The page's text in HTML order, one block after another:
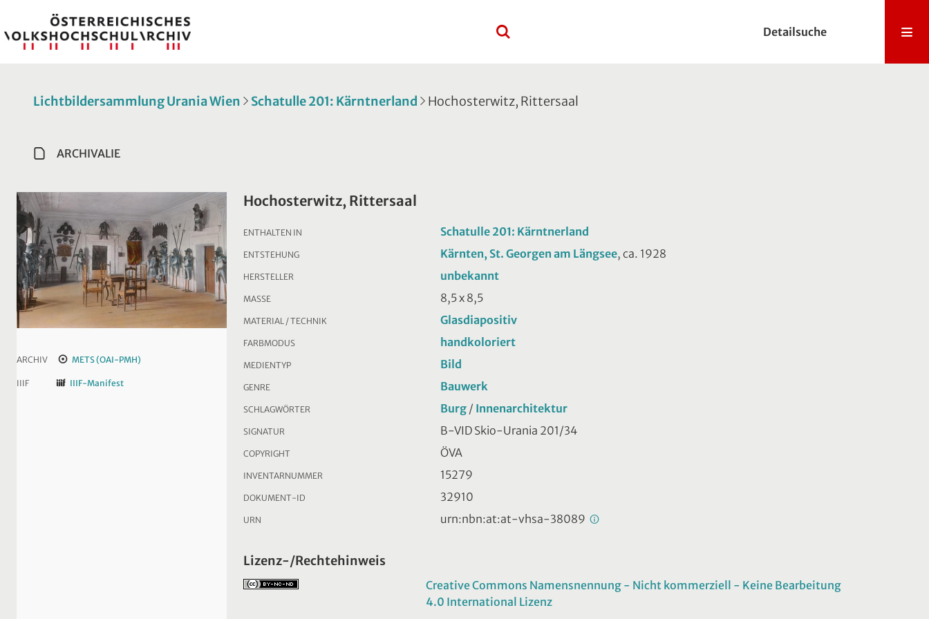
Detailsuche
Lichtbildersammlung Urania Wien Schatulle 201: Kärntnerland Hochosterwitz, Rittersaal
ARCHIVALIE
ARCHIV METS (OAI-PMH)
IIIF IIIF-Manifest
Hochosterwitz, Rittersaal
ENTHALTEN IN Schatulle 201: Kärntnerland
ENTSTEHUNG Kärnten, St. Georgen am Längsee, ca. 1928
HERSTELLER unbekannt
MASSE 8,5 x 8,5
MATERIAL / TECHNIK Glasdiapositiv
FARBMODUS handkoloriert
MEDIENTYP Bild
GENRE Bauwerk
SCHLAGWÖRTER Burg / Innenarchitektur
SIGNATUR B-VID Skio-Urania 201/34
COPYRIGHT ÖVA
INVENTARNUMMER 15279
DOKUMENT-ID 32910
URN urn:nbn:at:at-vhsa-38089
Lizenz-/Rechtehinweis
Creative Commons Namensnennung - Nicht kommerziell - Keine Bearbeitung
4.0 International Lizenz